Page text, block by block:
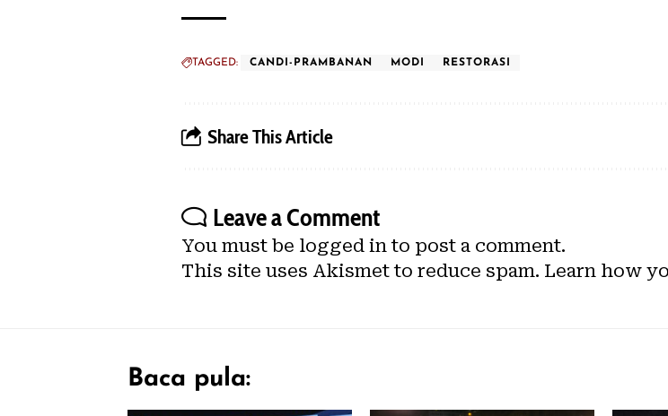
TAGGED: CANDI-PRAMBANAN MODI RESTORASI
Share This Article
Leave a Comment
You must be logged into post a comment.
This site uses Akismet to reduce spam. Learn how
Baca pula: